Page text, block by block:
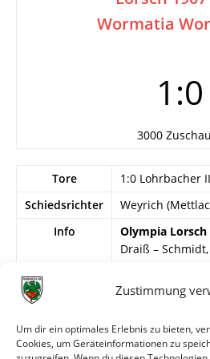
Zustimmung
Um dir ein optimales Erlebnis zu bieten,
Cookies, um Geräteinformationen zu
Wormatia
1:0
3000
Tore
1:0 Lohrbacher
Schiedsrichter
Weyrich
Info
Olympia Lorsch
Draiß –
Diehl, Schmitt,
Gispert – K.
Hirsch, Wolf –